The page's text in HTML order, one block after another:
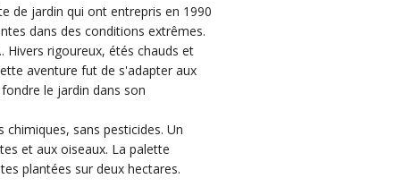
de jardin qui ont entrepris en 1990
dans des conditions extrêmes.
Hivers rigoureux, étés chauds et
aventure fut de s'adapter aux
le jardin dans son
sans pesticides. Un
et aux oiseaux. La palette
plantées sur deux hectares.